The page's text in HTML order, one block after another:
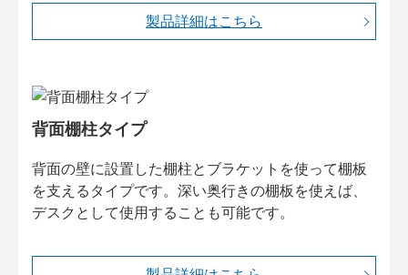
製品詳細はこちら
背面棚柱タイプ
背面の壁に設置した棚柱とブラケットを使って棚板
を支えるタイプです。深い奥行きの棚板を使えば、
デスクとして使用することも可能です。